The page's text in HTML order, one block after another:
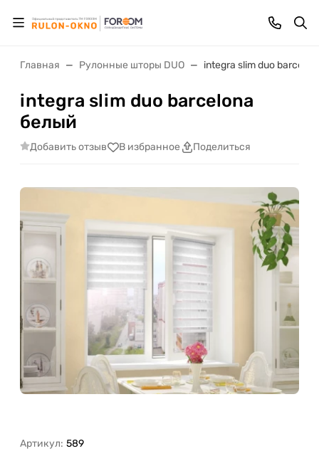
Главная Рулонные шторы DUO integra slim duo
integra slim duo barcelona
белый
Добавить отзыв В избранное Поделиться
Артикул: 589